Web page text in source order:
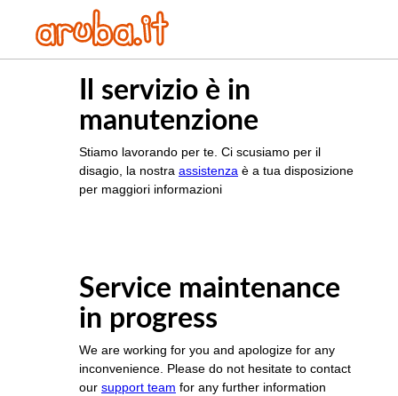
Il servizio è in
manutenzione
Stiamo lavorando per te. Ci scusiamo per il
disagio, la nostra assistenza è a tua disposizione
per maggiori informazioni
Service maintenance
in progress
We are working for you and apologize for any
inconvenience. Please do not hesitate to contact
our support team for any further information